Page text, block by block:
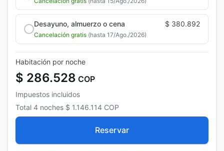
Desayuno, almuerzo o cena $ 380.892
Cancelación gratis (hasta 17/Ago./2026)
Habitación por noche
$ 286.528 COP
Impuestos incluidos
Total 4 noches $ 1.146.114 COP
Reservar